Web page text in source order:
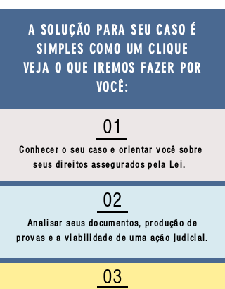
A SOLUÇÃO PARA SEU CASO É
SIMPLES COMO UM CLIQUE
VEJA O QUE IREMOS FAZER POR
VOCÊ:
01
Conhecer o seu caso e orientar você sobre
seus direitos assegurados pela Lei.
02
Analisar seus documentos, produção de
provas e a viabilidade de uma ação judicial.
03